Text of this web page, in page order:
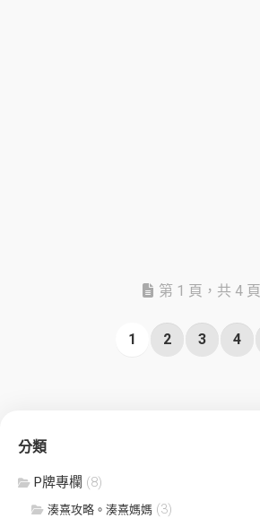
第 1 頁，共 4 頁
1 2 3 4
分類
P牌專欄 (8)
湊熹攻略。湊熹媽媽 (3)